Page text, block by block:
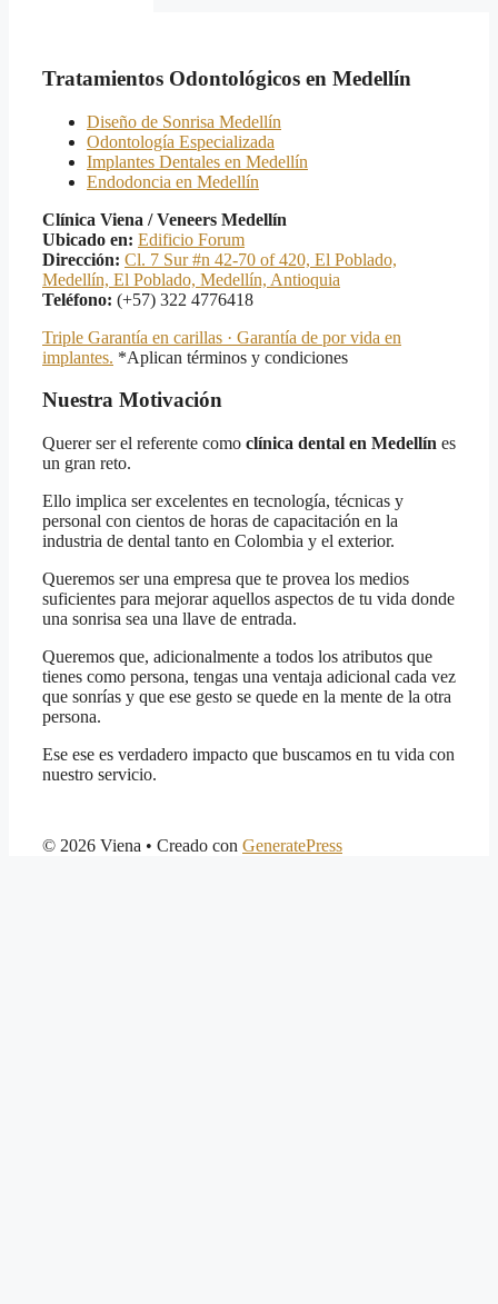
Tratamientos Odontológicos en Medellín
Diseño de Sonrisa Medellín
Odontología Especializada
Implantes Dentales en Medellín
Endodoncia en Medellín
Clínica Viena / Veneers Medellín
Ubicado en: Edificio Forum
Dirección: Cl. 7 Sur #n 42-70 of 420, El Poblado,
Medellín, El Poblado, Medellín, Antioquia
Teléfono: (+57) 322 4776418
Triple Garantía en carillas · Garantía de por vida en
implantes. *Aplican términos y condiciones
Nuestra Motivación
Querer ser el referente como clínica dental en Medellín es
un gran reto.
Ello implica ser excelentes en tecnología, técnicas y
personal con cientos de horas de capacitación en la
industria de dental tanto en Colombia y el exterior.
Queremos ser una empresa que te provea los medios
suficientes para mejorar aquellos aspectos de tu vida donde
una sonrisa sea una llave de entrada.
Queremos que, adicionalmente a todos los atributos que
tienes como persona, tengas una ventaja adicional cada vez
que sonrías y que ese gesto se quede en la mente de la otra
persona.
Ese ese es verdadero impacto que buscamos en tu vida con
nuestro servicio.
© 2026 Viena • Creado con GeneratePress